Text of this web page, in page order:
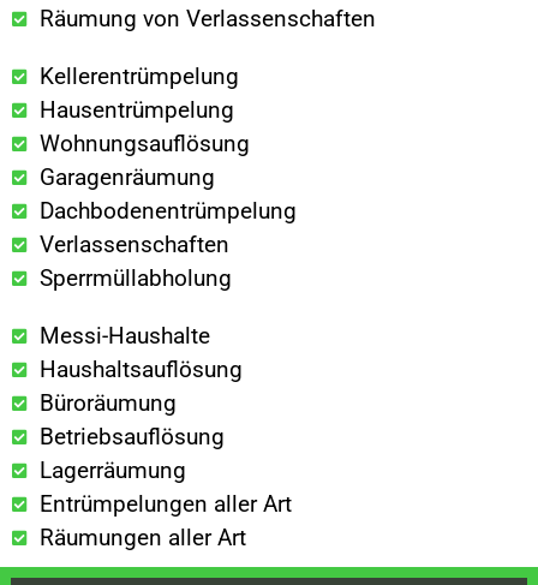
Räumung von Verlassenschaften
Kellerentrümpelung
Hausentrümpelung
Wohnungsauflösung
Garagenräumung
Dachbodenentrümpelung
Verlassenschaften
Sperrmüllabholung
Messi-Haushalte
Haushaltsauflösung
Büroräumung
Betriebsauflösung
Lagerräumung
Entrümpelungen aller Art
Räumungen aller Art